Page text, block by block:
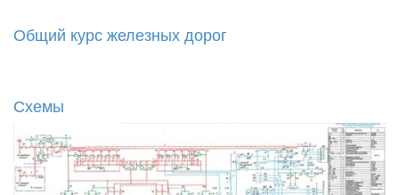
Общий курс железных дорог
Схемы